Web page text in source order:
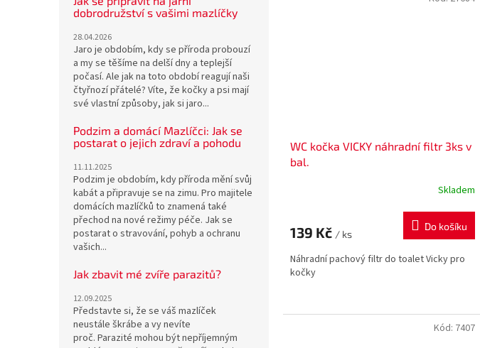
dobrodružství s vašimi mazlíčky
28.04.2026
Jaro je obdobím, kdy se příroda probouzí
a my se těšíme na delší dny a teplejší
počasí. Ale jak na toto období reagují naši
čtyřnozí přátelé? Víte, že kočky a psi mají
své vlastní způsoby, jak si jaro...
Podzim a domácí Mazlíčci: Jak se
postarat o jejich zdraví a pohodu
11.11.2025
Podzim je obdobím, kdy příroda mění svůj
kabát a připravuje se na zimu. Pro majitele
domácích mazlíčků to znamená také
přechod na nové režimy péče. Jak se
postarat o stravování, pohyb a ochranu
vašich...
Jak zbavit mé zvíře parazitů?
12.09.2025
Představte si, že se váš mazlíček
neustále škrábe a vy nevíte
proč. Parazité mohou být nepříjemným
WC kočka VICKY náhradní filtr 3ks v
bal.
Skladem
139 Kč / ks
Do košíku
Náhradní pachový filtr do toalet Vicky pro
kočky
Kód: 7407